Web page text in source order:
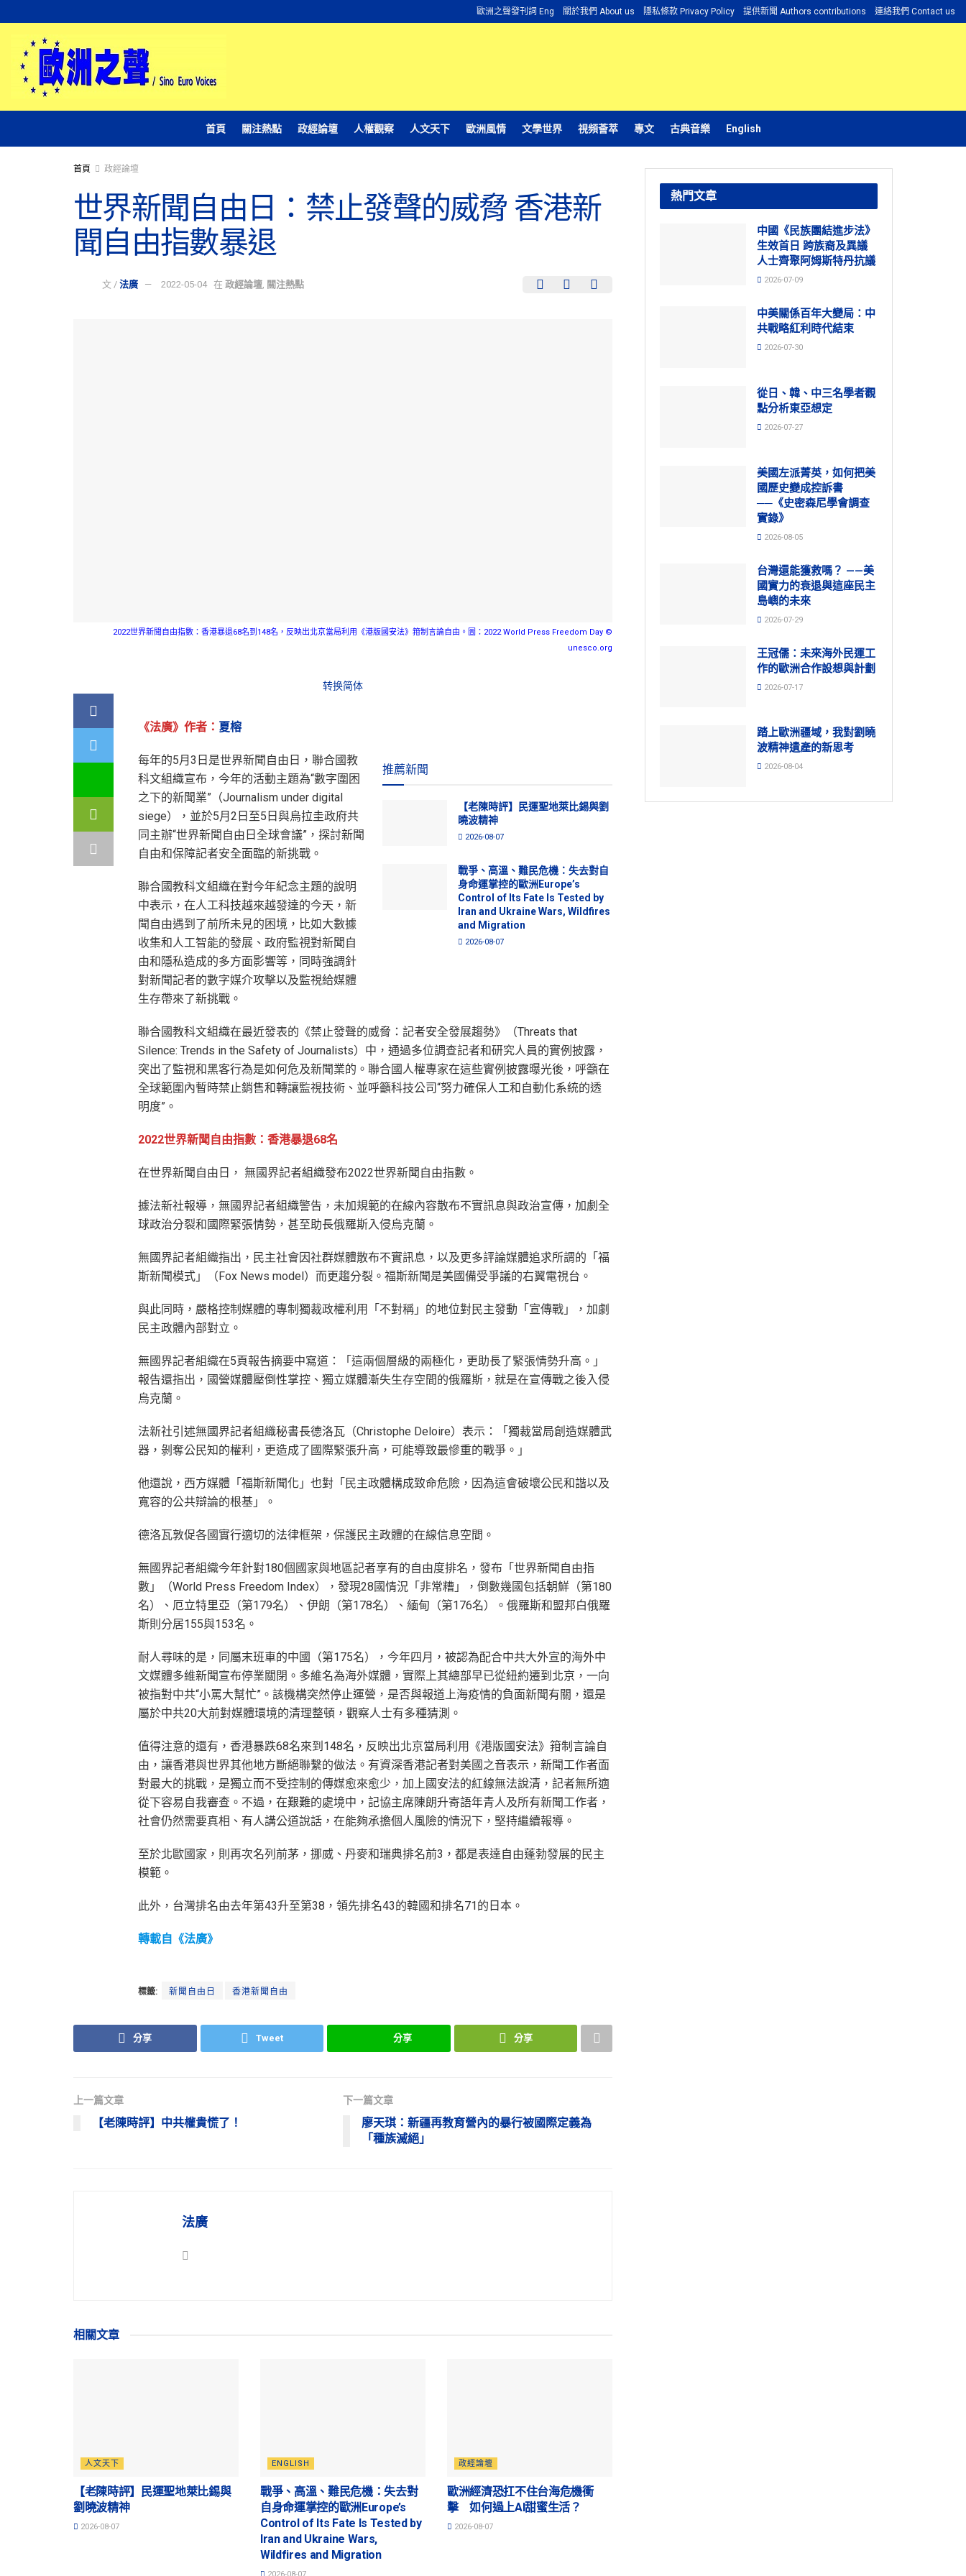
歐洲之聲發刊詞 Eng 關於我們 About us 隱私條款 Privacy Policy 提供新聞 Authors contributions 連絡我們 Contact us
首頁 關注熱點 政經論壇 人權觀察 人文天下 歐洲風情 文學世界 視頻薈萃 專文 古典音樂 English
首頁 政經論壇
世界新聞自由日：禁止發聲的威脅 香港新
聞自由指數暴退
文 / 法廣 2022-05-04 在 政經論壇 關注熱點
2022世界新聞自由指數：香港暴退68名到148名，反映出北京當局利用《港版國安法》箝制言論自由。圖：2022 World Press Freedom Day ©
unesco.org
转换简体
《法廣》作者： 夏榕
推薦新聞
【老陳時評】民運聖地萊比錫與劉
曉波精神
2026-08-07
戰爭、高溫、難民危機：失去對自
身命運掌控的歐洲Europe’s
Control of Its Fate Is Tested by
Iran and Ukraine Wars, Wildfires
and Migration
2026-08-07
每年的5月3日是世界新聞自由日，聯合國教
科文組織宣布，今年的活動主題為“數字圍困
之下的新聞業”（Journalism under digital
siege），並於5月2日至5日與烏拉圭政府共
同主辦“世界新聞自由日全球會議”，探討新聞
自由和保障記者安全面臨的新挑戰。
聯合國教科文組織在對今年紀念主題的說明
中表示，在人工科技越來越發達的今天，新
聞自由遇到了前所未見的困境，比如大數據
收集和人工智能的發展、政府監視對新聞自
由和隱私造成的多方面影響等，同時強調針
對新聞記者的數字媒介攻擊以及監視給媒體
生存帶來了新挑戰。
聯合國教科文組織在最近發表的《禁止發聲的威脅：記者安全發展趨勢》（Threats that
Silence: Trends in the Safety of Journalists）中，通過多位調查記者和研究人員的實例披露，
突出了監視和黑客行為是如何危及新聞業的。聯合國人權專家在這些實例披露曝光後，呼籲在
全球範圍內暫時禁止銷售和轉讓監視技術、並呼籲科技公司“努力確保人工和自動化系統的透
明度”。
2022世界新聞自由指數：香港暴退68名
在世界新聞自由日， 無國界記者組織發布2022世界新聞自由指數。
據法新社報導，無國界記者組織警告，未加規範的在線內容散布不實訊息與政治宣傳，加劇全
球政治分裂和國際緊張情勢，甚至助長俄羅斯入侵烏克蘭。
無國界記者組織指出，民主社會因社群媒體散布不實訊息，以及更多評論媒體追求所謂的「福
斯新聞模式」（Fox News model）而更趨分裂。福斯新聞是美國備受爭議的右翼電視台。
與此同時，嚴格控制媒體的專制獨裁政權利用「不對稱」的地位對民主發動「宣傳戰」，加劇
民主政體內部對立。
無國界記者組織在5頁報告摘要中寫道：「這兩個層級的兩極化，更助長了緊張情勢升高。」
報告還指出，國營媒體壓倒性掌控、獨立媒體漸失生存空間的俄羅斯，就是在宣傳戰之後入侵
烏克蘭。
法新社引述無國界記者組織秘書長德洛瓦（Christophe Deloire）表示：「獨裁當局創造媒體武
器，剝奪公民知的權利，更造成了國際緊張升高，可能導致最慘重的戰爭。」
他還說，西方媒體「福斯新聞化」也對「民主政體構成致命危險，因為這會破壞公民和諧以及
寬容的公共辯論的根基」。
德洛瓦敦促各國實行適切的法律框架，保護民主政體的在線信息空間。
無國界記者組織今年針對180個國家與地區記者享有的自由度排名，發布「世界新聞自由指
數」（World Press Freedom Index），發現28國情況「非常糟」，倒數幾國包括朝鮮（第180
名）、厄立特里亞（第179名）、伊朗（第178名）、緬甸（第176名）。俄羅斯和盟邦白俄羅
斯則分居155與153名。
耐人尋味的是，同屬末班車的中國（第175名），今年四月，被認為配合中共大外宣的海外中
文媒體多維新聞宣布停業關閉。多維名為海外媒體，實際上其總部早已從紐約遷到北京，一向
被指對中共“小罵大幫忙”。該機構突然停止運營，是否與報道上海疫情的負面新聞有關，還是
屬於中共20大前對媒體環境的清理整頓，觀察人士有多種猜測。
值得注意的還有，香港暴跌68名來到148名，反映出北京當局利用《港版國安法》箝制言論自
由，讓香港與世界其他地方斷絕聯繫的做法。有資深香港記者對美國之音表示，新聞工作者面
對最大的挑戰，是獨立而不受控制的傳媒愈來愈少，加上國安法的紅線無法說清，記者無所適
從下容易自我審查。不過，在艱難的處境中，記協主席陳朗升寄語年青人及所有新聞工作者，
社會仍然需要真相、有人講公道說話，在能夠承擔個人風險的情況下，堅持繼續報導。
至於北歐國家，則再次名列前茅，挪威、丹麥和瑞典排名前3，都是表達自由蓬勃發展的民主
模範。
此外，台灣排名由去年第43升至第38，領先排名43的韓國和排名71的日本。
轉載自《法廣》
標籤: 新聞自由日 香港新聞自由
分享 Tweet 分享 分享
上一篇文章
【老陳時評】中共權貴慌了！
下一篇文章
廖天琪：新疆再教育營內的暴行被國際定義為
「種族滅絕」
法廣
相關文章
人文天下
【老陳時評】民運聖地萊比錫與
劉曉波精神
2026-08-07
ENGLISH
戰爭、高溫、難民危機：失去對
自身命運掌控的歐洲Europe’s
Control of Its Fate Is Tested by
Iran and Ukraine Wars,
Wildfires and Migration
政經論壇
歐洲經濟恐扛不住台海危機衝
擊 如何過上AI甜蜜生活？
2026-08-07
熱門文章
中國《民族團結進步法》
生效首日 跨族裔及異議
人士齊聚阿姆斯特丹抗議
2026-07-09
中美關係百年大變局：中
共戰略紅利時代結束
2026-07-30
從日、韓、中三名學者觀
點分析東亞想定
2026-07-27
美國左派菁英，如何把美
國歷史變成控訴書
──《史密森尼學會調查
實錄》
2026-08-05
台灣還能獲救嗎？ ——美
國實力的衰退與這座民主
島嶼的未來
2026-07-29
王冠儒：未來海外民運工
作的歐洲合作設想與計劃
2026-07-17
踏上歐洲疆域，我對劉曉
波精神遺產的新思考
2026-08-04